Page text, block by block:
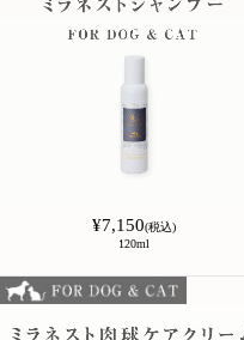
¥7,150(税込)
120ml